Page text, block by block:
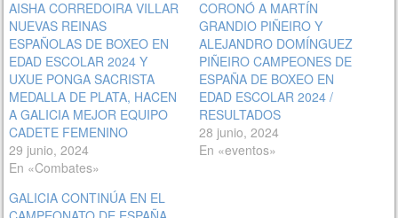
AISHA CORREDOIRA VILLAR
NUEVAS REINAS
ESPAÑOLAS DE BOXEO EN
EDAD ESCOLAR 2024 Y
UXUE PONGA SACRISTA
MEDALLA DE PLATA, HACEN
A GALICIA MEJOR EQUIPO
CADETE FEMENINO
29 junio, 2024
En «Combates»
CORONÓ A MARTÍN
GRANDIO PIÑEIRO Y
ALEJANDRO DOMÍNGUEZ
PIÑEIRO CAMPEONES DE
ESPAÑA DE BOXEO EN
EDAD ESCOLAR 2024 /
RESULTADOS
28 junio, 2024
En «eventos»
GALICIA CONTINÚA EN EL